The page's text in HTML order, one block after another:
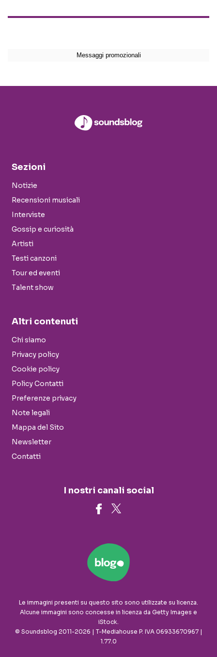
Sezioni
Notizie
Recensioni musicali
Interviste
Gossip e curiosità
Artisti
Testi canzoni
Tour ed eventi
Talent show
Altri contenuti
Chi siamo
Privacy policy
Cookie policy
Policy Contatti
Preferenze privacy
Note legali
Mappa del Sito
Newsletter
Contatti
I nostri canali social
Le immagini presenti su questo sito sono utilizzate su licenza.
Alcune immagini sono concesse in licenza da Getty Images e
iStock.
© Soundsblog 2011-2026 | T-Mediahouse P. IVA 06933670967 |
1.77.0